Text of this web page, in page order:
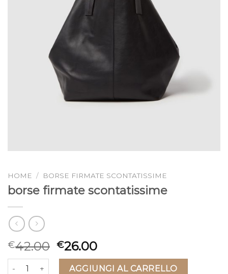
HOME / BORSE FIRMATE SCONTATISSIME
borse firmate scontatissime
€42.00 €26.00
borse firmate scontatissime quantità
AGGIUNGI AL CARRELLO